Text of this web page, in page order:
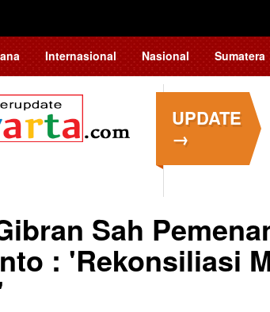
Internasional Nasional Sumatera
UPDATE
→
Sah
: 'Rekonsiliasi